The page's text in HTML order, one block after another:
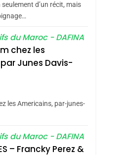
: Les Amandes
Tafraout, Le Miel
Tadla Azilal
Produits
Terroir
MAROC
Ravageur –
Guerre»: La
JUDAISME
seulement d’un récit, mais
du Maroc - DAFINA
chez les
Junes Davis-
les Americains, par-junes-
du Maroc - DAFINA
– Francky Perez &